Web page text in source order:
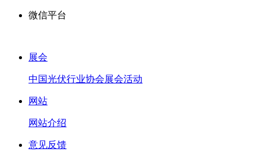
微信平台
展会
中国光伏行业协会展会活动
网站
网站介绍
意见反馈